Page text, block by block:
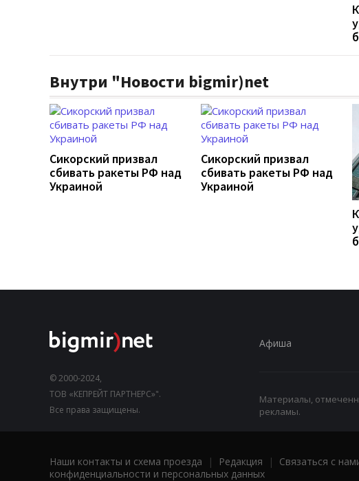
Внутри "Новости bigmir)net
Сикорский призвал
сбивать ракеты РФ над
Украиной
Сикорский призвал
сбивать ракеты РФ над
Украиной
© 2000-2024,
ТОВ «КЕПРЕЙТ ПАРТНЕРС»".
Все права защищены.
Афиша
Материалы,
рекламы.
Наши контакты и схема проезда | Редакция | Связаться с
конфиденциальности и персональных данных